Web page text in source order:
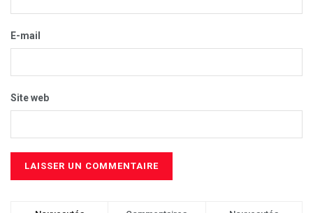
E-mail
Site web